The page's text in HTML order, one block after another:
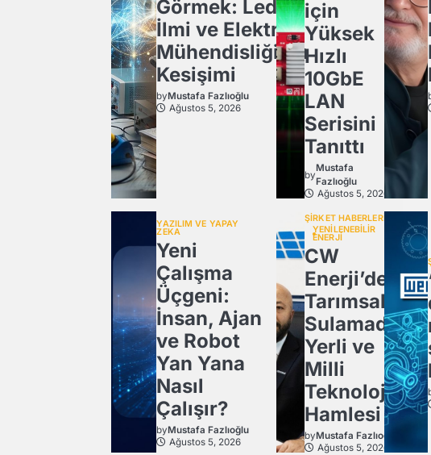
Görmek: Ledün
İlmi ve Elektrik
Mühendisliğinin
Kesişimi
byMustafa Fazlıoğlu
Ağustos 5, 2026
için
Yüksek
Hızlı
10GbE
LAN
Serisini
Tanıttı
by
Mustafa
Fazlıoğlu
Ağustos 5, 2026
YAZILIM VE YAPAY
ZEKA
Yeni
Çalışma
Üçgeni:
İnsan, Ajan
ve Robot
Yan Yana
Nasıl
Çalışır?
byMustafa Fazlıoğlu
Ağustos 5, 2026
ŞİRKET HABERLERİ
YENİLENEBİLİR
ENERJİ
CW
Enerji’den
Tarımsal
Sulamada
Yerli ve
Milli
Teknoloji
Hamlesi
byMustafa Fazlıoğlu
Ağustos 5, 2026